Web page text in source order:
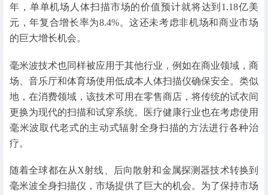
年，单单机场人体扫描市场的价值预计就将达到1.18亿美
元，年复合增长率为8.4%。这还未考虑非机场和商业市场
的巨大增长机会。
毫米波技术也同样被应用于其他行业，例如在商业领域，商
场、音乐厅和体育场使用低成本人体扫描仪确保安全。类似
地，在消费领域，该技术可用在零售商店，将传统的试衣间
更换为现代的扫描和试穿系统。医疗健康行业也在考虑使用
毫米波取代老式的主动式辐射全身扫描的方法进行各种治
疗。
随着全球都在从X射线、后向散射和金属探测器技术转换到
毫米波全身扫描仪，市场提供了巨大的机会。为了保持市场